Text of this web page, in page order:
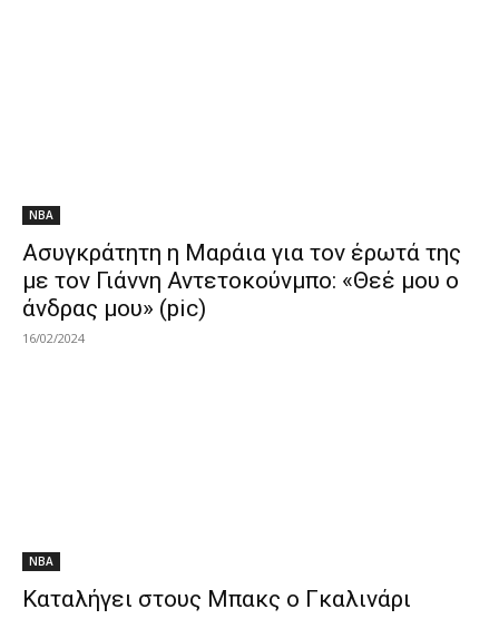
NBA
Ασυγκράτητη η Μαράια για τον έρωτά της
με τον Γιάννη Αντετοκούνμπο: «Θεέ μου ο
άνδρας μου» (pic)
16/02/2024
NBA
Καταλήγει στους Μπακς ο Γκαλινάρι